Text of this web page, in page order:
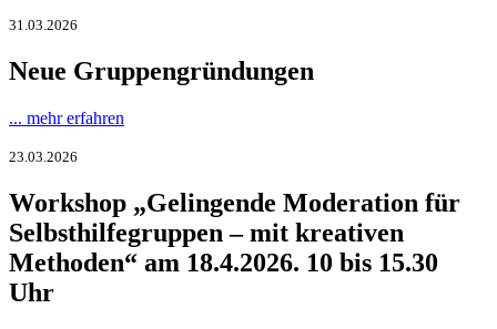
31.03.2026
Neue Gruppengründungen
... mehr erfahren
23.03.2026
Workshop „Gelingende Moderation für
Selbsthilfegruppen – mit kreativen
Methoden“ am 18.4.2026. 10 bis 15.30
Uhr